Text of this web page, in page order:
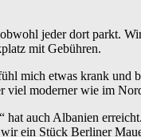
jeder dort parkt.
mit Gebühren.
mich etwas krank und
viel moderner wie im
auch Albanien
ein Stück Berliner